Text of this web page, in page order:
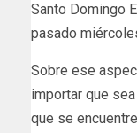
Santo Domingo
pasado
Sobre ese
importar que
que se